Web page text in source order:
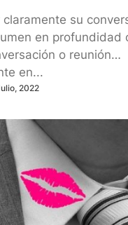
claramente su
en profundidad
o reunión
en...
2022